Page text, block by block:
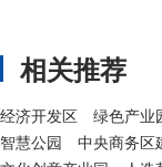
相关推荐
经济开发区 绿色产业
智慧公园
中央商务区